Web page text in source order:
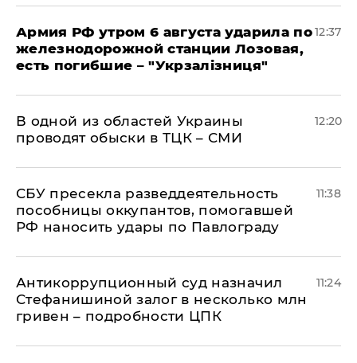
Армия РФ утром 6 августа ударила по
железнодорожной станции Лозовая,
есть погибшие – "Укрзалізниця"
12:37
В одной из областей Украины
проводят обыски в ТЦК – СМИ
12:20
СБУ пресекла разведдеятельность
пособницы оккупантов, помогавшей
РФ наносить удары по Павлограду
11:38
Антикоррупционный суд назначил
Стефанишиной залог в несколько млн
гривен – подробности ЦПК
11:24